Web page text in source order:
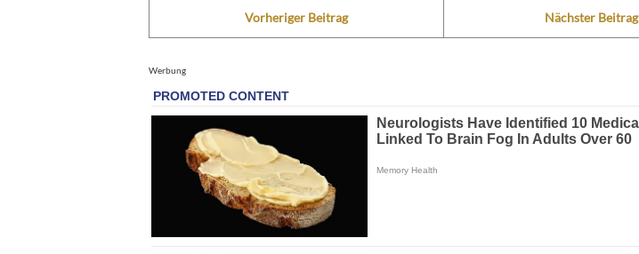
Vorheriger Beitrag Nächster Beitrag
Werbung